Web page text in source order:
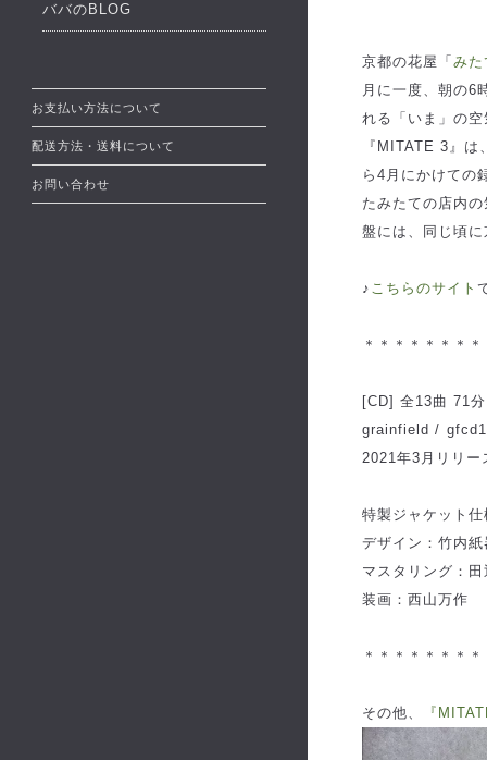
京都の花屋「みた
月に一度、朝の6
れる「いま」の
『MITATE 3』
ら4月にかけての
たみたての店内
盤には、同じ頃
♪ こちらのサイト
＊＊＊＊＊＊＊
[CD] 全13曲 71分
grainfield /
2021年3月リリー
特製ジャケット仕
デザイン：竹内
マスタリング：
装画：西山万作
＊＊＊＊＊＊＊
その他、 『
ババのBLOG
お支払い方法について
配送方法・送料について
お問い合わせ